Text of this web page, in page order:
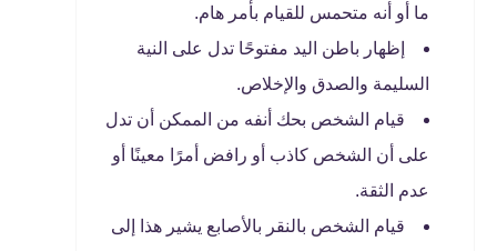
ما أو أنه متحمس للقيام بأمر هام.
إظهار باطن اليد مفتوحًا تدل على النية
السليمة والصدق والإخلاص.
قيام الشخص بحك أنفه من الممكن أن تدل
على أن الشخص كاذب أو رافض أمرًا معينًا أو
عدم الثقة.
قيام الشخص بالنقر بالأصابع يشير هذا إلى